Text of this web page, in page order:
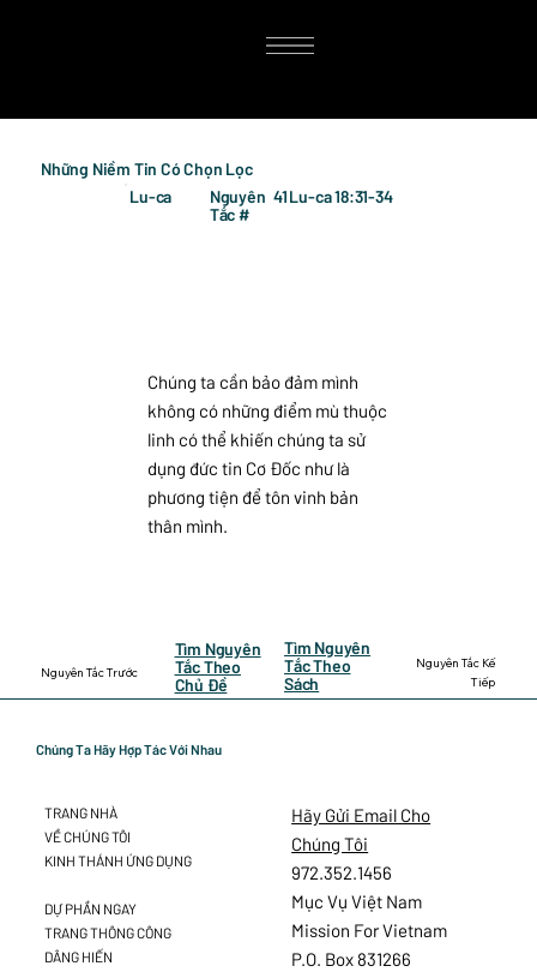
Nguyên Tắc Trước
Tìm Nguyên
Tắc Theo
Chủ Đề
Tìm Nguyên
Tắc Theo
Sách
Nguyên Tắc Kế
Tiếp
Những Niềm Tin Có Chọn Lọc
Lu-ca
Nguyên
Tắc #
41Lu-ca 18:31-34
Chúng ta cần bảo đảm mình
không có những điểm mù thuộc
linh có thể khiến chúng ta sử
dụng đức tin Cơ Đốc như là
phương tiện để tôn vinh bản
thân mình.
Chúng Ta Hãy Hợp Tác Với Nhau
Hãy Gửi Email Cho
Chúng Tôi
972.352.1456
Mục Vụ Việt Nam
Mission For Vietnam
P.O. Box 831266
TRANG NHÀ
VỀ CHÚNG TÔI
KINH THÁNH ỨNG DỤNG
DỰ PHẦN NGAY
TRANG THÔNG CÔNG
DÂNG HIẾN